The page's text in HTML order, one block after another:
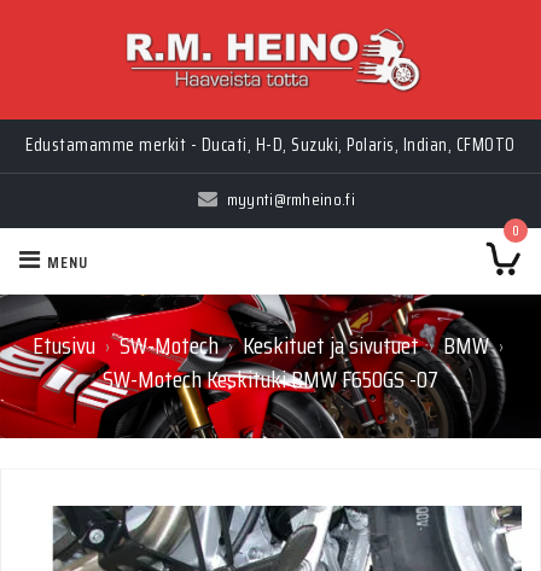
Edustamamme merkit - Ducati, H-D, Suzuki, Polaris, Indian, CFMOTO
myynti@rmheino.fi
0
MENU
Etusivu › SW-Motech › Keskituet ja sivutuet › BMW ›
SW-Motech Keskituki BMW F650GS -07